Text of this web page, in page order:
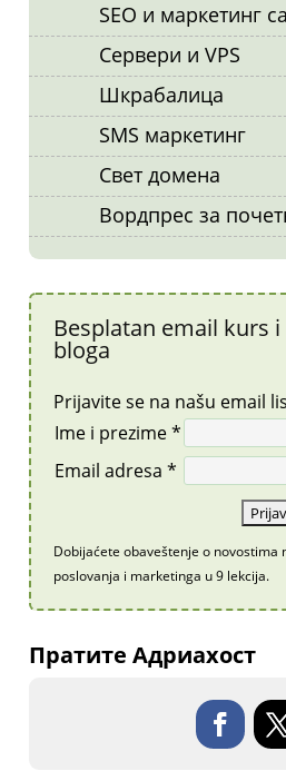
SEO и маркетинг
Сервери и VPS
Шкрабалица
SMS маркетинг
Свет домена
Вордпрес за
Besplatan email kurs
bloga
Prijavite se na našu email
Ime i prezime *
Email adresa *
Dobijaćete obaveštenje o novostima
poslovanja i marketinga u 9 lekcija.
Пратите Адриахост